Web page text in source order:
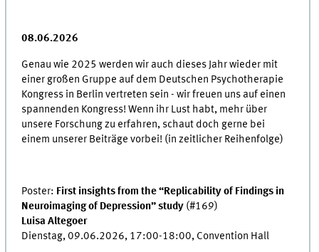
08.06.2026
Genau wie 2025 werden wir auch dieses Jahr wieder mit
einer großen Gruppe auf dem Deutschen Psychotherapie
Kongress in Berlin vertreten sein - wir freuen uns auf einen
spannenden Kongress! Wenn ihr Lust habt, mehr über
unsere Forschung zu erfahren, schaut doch gerne bei
einem unserer Beiträge vorbei! (in zeitlicher Reihenfolge)
Poster: First insights from the “Replicability of Findings in
Neuroimaging of Depression” study (#169)
Luisa Altegoer
Dienstag, 09.06.2026, 17:00-18:00, Convention Hall